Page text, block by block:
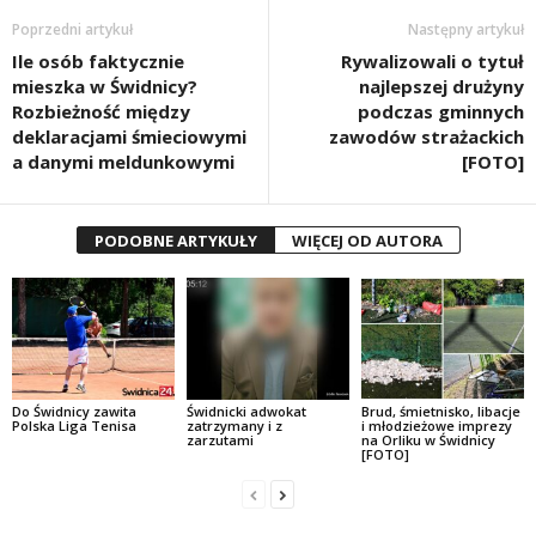
Poprzedni artykuł
Ile osób faktycznie
mieszka w Świdnicy?
Rozbieżność między
deklaracjami śmieciowymi
a danymi meldunkowymi
Następny artykuł
Rywalizowali o tytuł
najlepszej drużyny
podczas gminnych
zawodów strażackich
[FOTO]
PODOBNE ARTYKUŁY WIĘCEJ OD AUTORA
Do Świdnicy zawita
Polska Liga Tenisa
Świdnicki adwokat
zatrzymany i z
zarzutami
Brud, śmietnisko, libacje
i młodzieżowe imprezy
na Orliku w Świdnicy
[FOTO]